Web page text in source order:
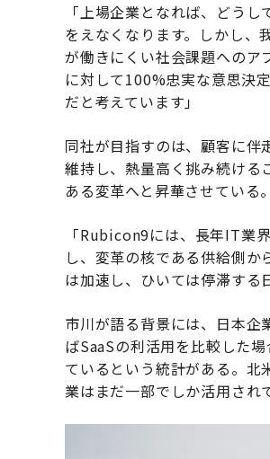
「上場企業となれば、どう
をえなくなります。しかし、
が働きにくい社会課題へのア
に対して100%忠実な意思決
だと考えています」
同社が目指すのは、顧客に伴
維持し、熱量高く挑み続ける
ある変革へと昇華させている。
「Rubicon9には、長年IT業
し、変革の核である供給側
は加速し、ひいては停滞する
市川が語る背景には、日本企
ばSaaSの利活用を比較した
ているという統計がある。
業はまだ一部でしか活用され